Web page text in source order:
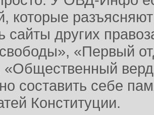
которые
сайты других
«Первый
«Общественный
составить себе
Конституции.